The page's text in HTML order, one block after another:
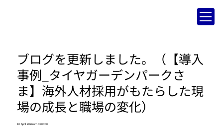
ブログを更新しました。（【導入
事例_タイヤガーデンパークさ
ま】海外人材採用がもたらした現
場の成長と職場の変化）
10. April 2026 um 03:00:00